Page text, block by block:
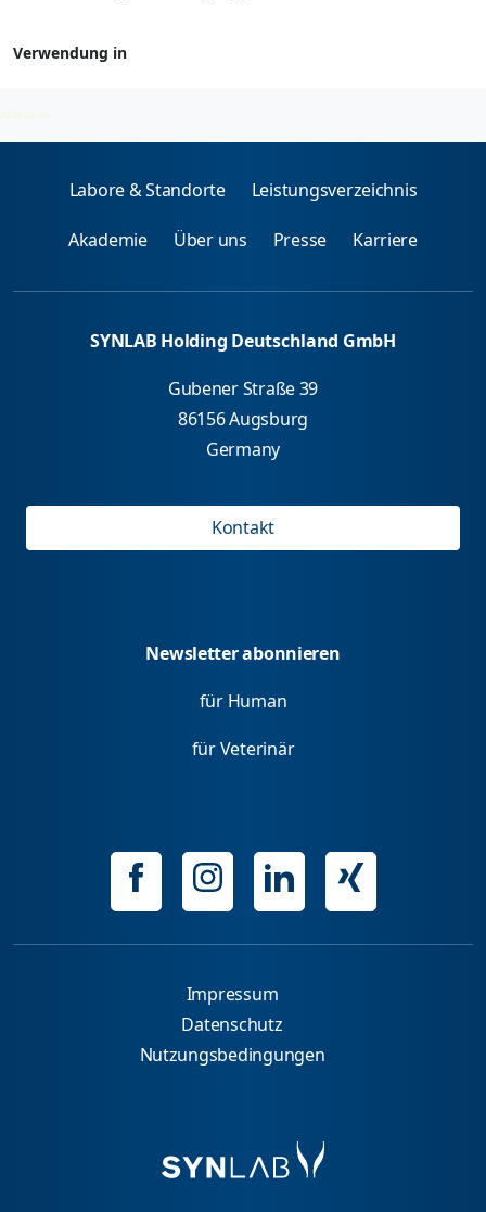
Verwendung in
2026-08-06
Labore & Standorte Leistungsverzeichnis
Akademie Über uns Presse Karriere
SYNLAB Holding Deutschland GmbH
Gubener Straße 39
86156 Augsburg
Germany
Kontakt
Newsletter abonnieren
für Human
für Veterinär
Impressum
Datenschutz
Nutzungsbedingungen